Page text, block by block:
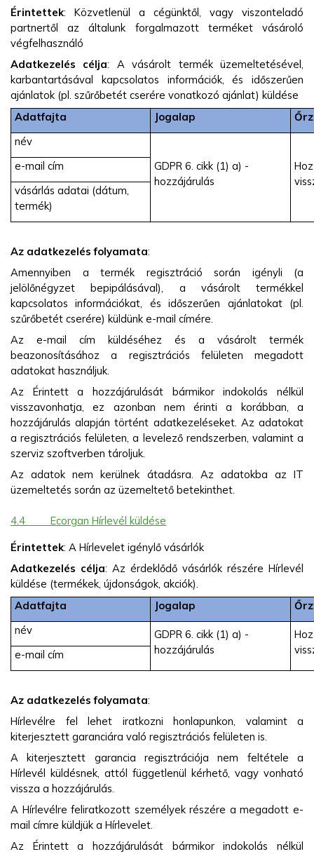
Érintettek: Közvetlenül a cégünktől, vagy viszonteladó
partnertől az általunk forgalmazott terméket vásároló
végfelhasználó
Adatkezelés célja: A vásárolt termék üzemeltetésével,
karbantartásával kapcsolatos információk, és időszerűen
ajánlatok (pl. szűrőbetét cserére vonatkozó ajánlat) küldése
Adatfajta
Jogalap
név
GDPR 6. cikk (1) a) -
hozzájárulás
e-mail cím
vásárlás adatai (dátum,
termék)
Az adatkezelés folyamata:
Amennyiben a termék regisztráció során igényli (a
jelölőnégyzet bepipálásával), a vásárolt termékkel
kapcsolatos információkat, és időszerűen ajánlatokat (pl.
szűrőbetét cserére) küldünk e-mail címére.
Az e-mail cím küldéséhez és a vásárolt termék
beazonosításához a regisztrációs felületen megadott
adatokat használjuk.
Az Érintett a hozzájárulását bármikor indokolás nélkül
visszavonhatja, ez azonban nem érinti a korábban, a
hozzájárulás alapján történt adatkezeléseket. Az adatokat
a regisztrációs felületen, a levelező rendszerben, valamint a
szerviz szoftverben tároljuk.
Az adatok nem kerülnek átadásra. Az adatokba az IT
üzemeltetés során az üzemeltető betekinthet.
4.4 Ecorgan Hírlevél küldése
Érintettek: A Hírlevelet igénylő vásárlók
Adatkezelés célja: Az érdeklődő vásárlók részére Hírlevél
küldése (termékek, újdonságok, akciók).
Adatfajta
Jogalap
név
GDPR 6. cikk (1) a) -
hozzájárulás
e-mail cím
Az adatkezelés folyamata:
Hírlevélre fel lehet iratkozni honlapunkon, valamint a
kiterjesztett garanciára való regisztrációs felületen is.
A kiterjesztett garancia regisztrációja nem feltétele a
Hírlevél küldésnek, attól függetlenül kérhető, vagy vonható
vissza a hozzájárulás.
A Hírlevélre feliratkozott személyek részére a megadott e-
mail címre küldjük a Hírlevelet.
Az Érintett a hozzájárulását bármikor indokolás nélkül